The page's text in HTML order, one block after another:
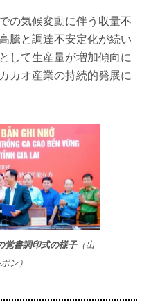
の気候変動に伴う収量不
騰と調達不安定化が続い
して生産量が増加傾向に
カオ産業の持続的発展に
覚書調印式の様子（出
ン）